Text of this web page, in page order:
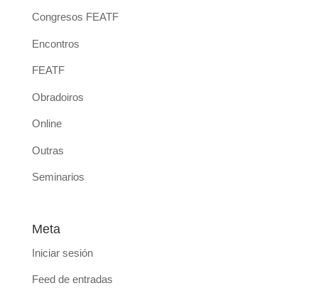
Congresos FEATF
Encontros
FEATF
Obradoiros
Online
Outras
Seminarios
Meta
Iniciar sesión
Feed de entradas